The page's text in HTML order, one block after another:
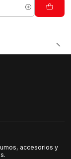
accesorios y